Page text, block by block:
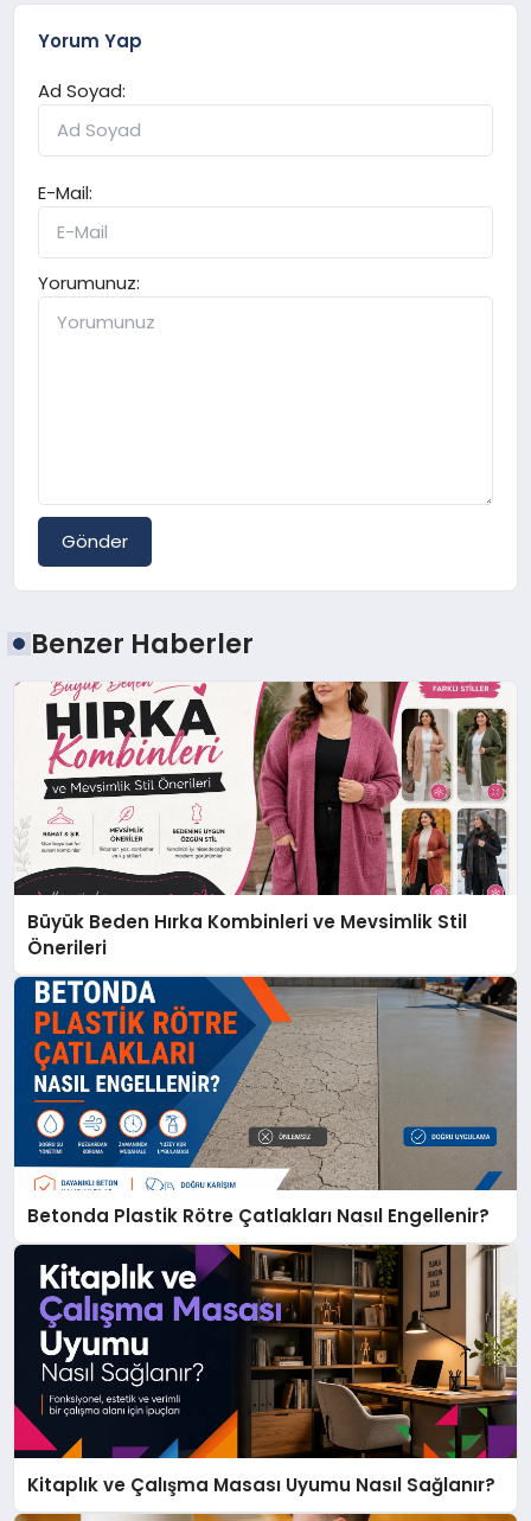
Yorum Yap
Ad Soyad:
E-Mail:
Yorumunuz:
Gönder
Benzer Haberler
Büyük Beden Hırka Kombinleri ve Mevsimlik Stil
Önerileri
Betonda Plastik Rötre Çatlakları Nasıl Engellenir?
Kitaplık ve Çalışma Masası Uyumu Nasıl Sağlanır?